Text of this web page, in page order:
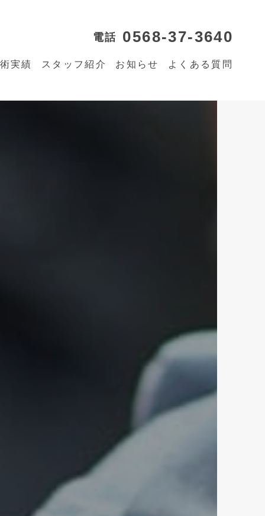
実績 スタッフ紹介 お知らせ よくある質問
電話 0568-37-3640